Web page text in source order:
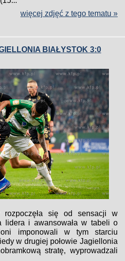
więcej zdjęć z tego tematu »
BIAŁYSTOK 3:0
rozpoczęła się od sensacji w
lidera i awansowała w tabeli o
imponowali w tym starciu
w drugiej połowie Jagiellonia
stratę, wyprowadzali